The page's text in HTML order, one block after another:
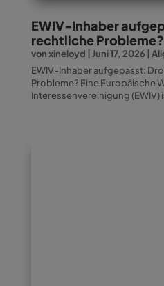
EWIV-Inhaber
rechtliche Probleme?
vonxineloyd Juni 17, 2026
EWIV-Inhaber aufgepasst:
Probleme? Eine Europäische
Interessenvereinigung (EWIV)